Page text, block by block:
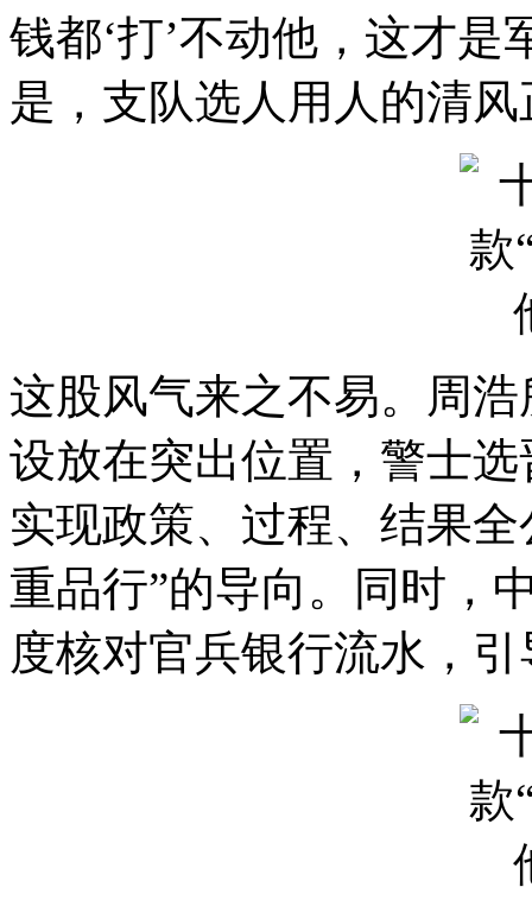
钱都‘打’不动他，这才
是，支队选人用人的清
这股风气来之不易。周
设放在突出位置，警士
实现政策、过程、结果
重品行”的导向。同时，
度核对官兵银行流水，